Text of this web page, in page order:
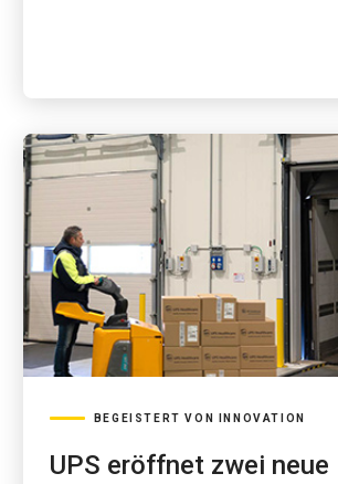
BEGEISTERT VON INNOVATION
UPS eröffnet zwei neue